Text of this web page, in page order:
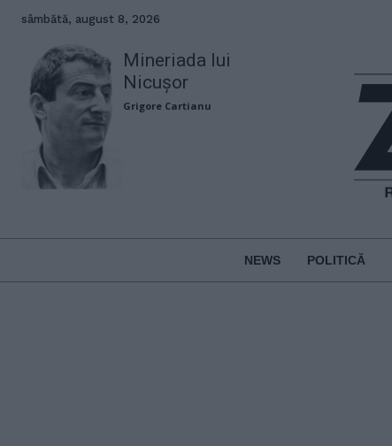
sâmbătă, august 8, 2026
Mineriada lui
Nicușor
Grigore Cartianu
NEWS POLITICĂ